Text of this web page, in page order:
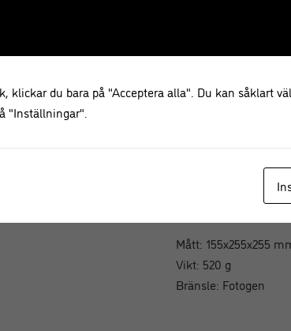
Feuerhands vackra
är en klassiker i
vars design har
och lägerplatser
lägerelden, på
Klassiska
högsta kvalité som
Mått: 155x255x255
Vikt: 520 g
Bränsle: Fotogen
klickar du bara på "Acceptera alla". Du kan såklart
"Inställningar".